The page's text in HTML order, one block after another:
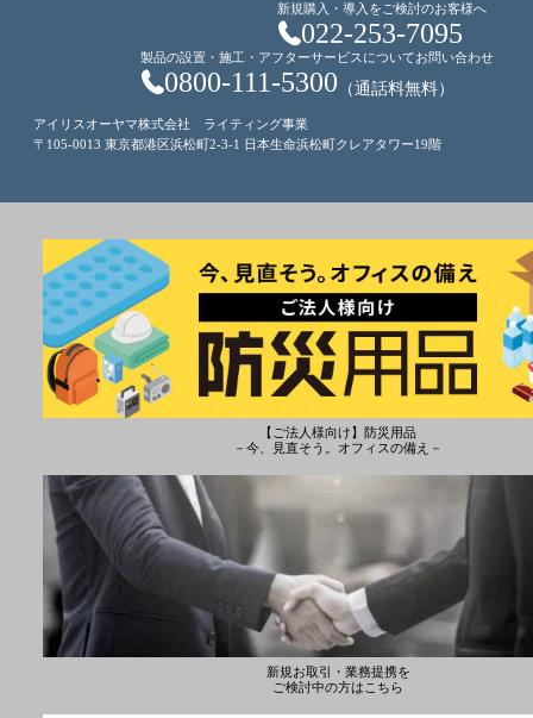
新規購入・導入をご検討のお客様へ
022-253-7095
製品の設置・施工・アフターサービスについてお問い合わせ
0800-111-5300 （通話料無料）
アイリスオーヤマ株式会社 ライティング事業
〒105-0013 東京都港区浜松町2-3-1 日本生命浜松町クレアタワー19階
【ご法人様向け】防災用品
－今、見直そう。オフィスの備え－
新規お取引・業務提携を
ご検討中の方はこちら